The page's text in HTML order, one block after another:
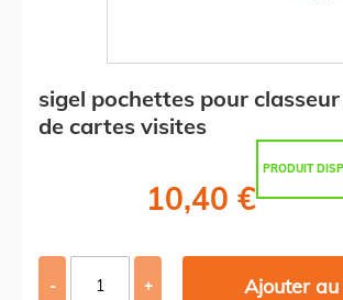
sigel pochettes pour
de cartes visites
PRODUIT
10,40 €
- + Ajouter